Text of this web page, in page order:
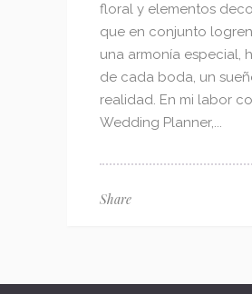
floral y elementos
que en conjunto
una armonía especial,
de cada boda, un
realidad. En mi labor
Wedding Planner,...
Share